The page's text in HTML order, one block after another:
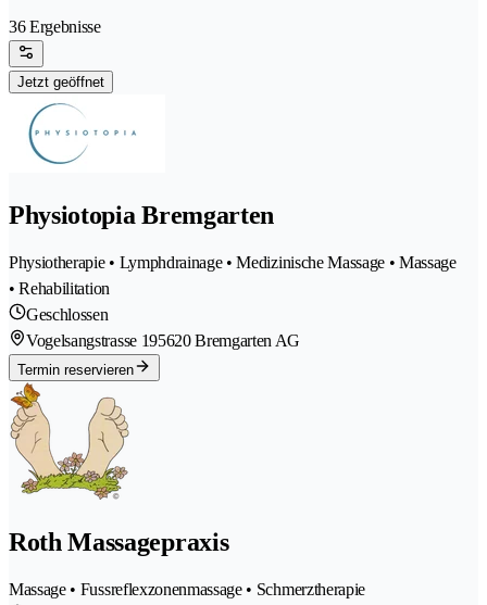
36 Ergebnisse
Jetzt geöffnet
Physiotopia Bremgarten
Physiotherapie • Lymphdrainage • Medizinische Massage • Massage
• Rehabilitation
Geschlossen
Vogelsangstrasse 195620 Bremgarten AG
Termin reservieren
Roth Massagepraxis
Massage • Fussreflexzonenmassage • Schmerztherapie